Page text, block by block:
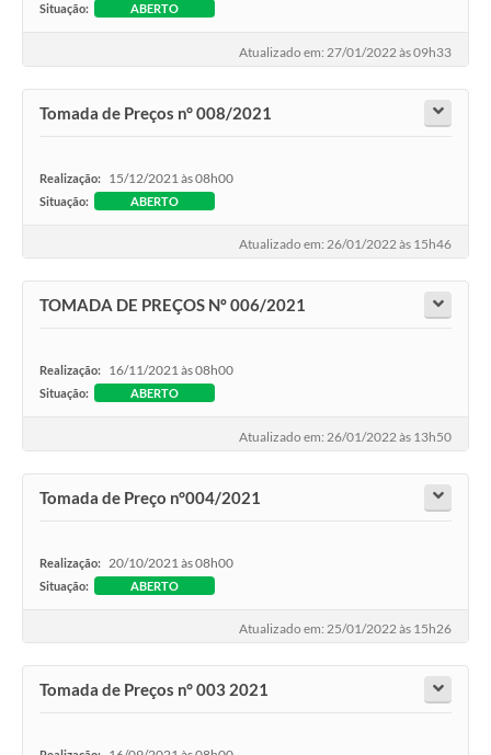
Situação: ABERTO
Atualizado em: 27/01/2022 às 09h33
Tomada de Preços n° 008/2021
Realização: 15/12/2021 às 08h00
Situação: ABERTO
Atualizado em: 26/01/2022 às 15h46
TOMADA DE PREÇOS Nº 006/2021
Realização: 16/11/2021 às 08h00
Situação: ABERTO
Atualizado em: 26/01/2022 às 13h50
Tomada de Preço n°004/2021
Realização: 20/10/2021 às 08h00
Situação: ABERTO
Atualizado em: 25/01/2022 às 15h26
Tomada de Preços n° 003 2021